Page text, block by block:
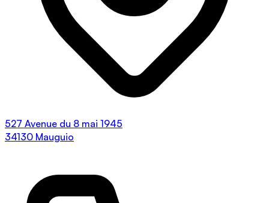
527 Avenue du 8 mai 1945
34130 Mauguio